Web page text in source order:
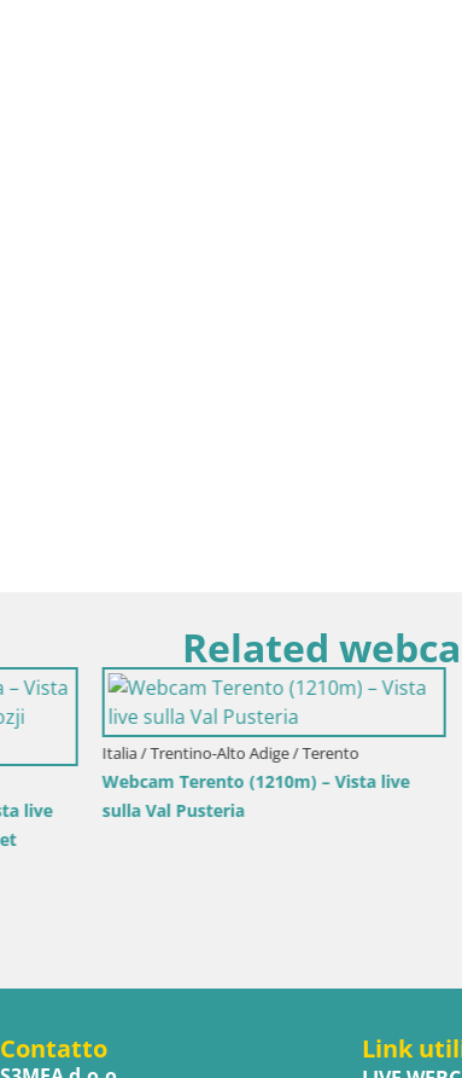
Related
Italia / Trentino-Alto Adige / Rio Pusteria
Webcam Gitschlift / seggiovia Gitsch
Italia /
Stazione
Contatto Link